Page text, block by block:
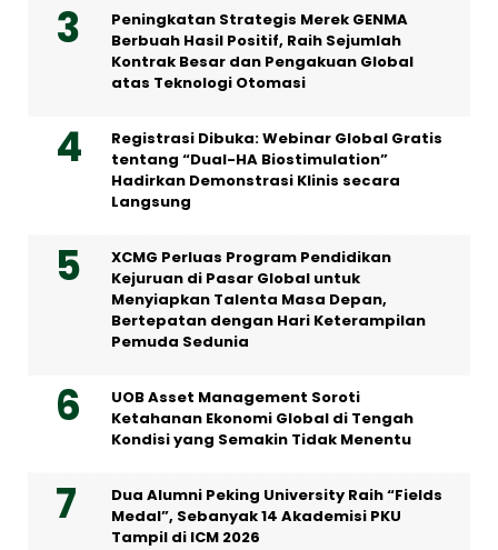
Peningkatan Strategis Merek GENMA
Berbuah Hasil Positif, Raih Sejumlah
Kontrak Besar dan Pengakuan Global
atas Teknologi Otomasi
Registrasi Dibuka: Webinar Global Gratis
tentang “Dual-HA Biostimulation”
Hadirkan Demonstrasi Klinis secara
Langsung
XCMG Perluas Program Pendidikan
Kejuruan di Pasar Global untuk
Menyiapkan Talenta Masa Depan,
Bertepatan dengan Hari Keterampilan
Pemuda Sedunia
UOB Asset Management Soroti
Ketahanan Ekonomi Global di Tengah
Kondisi yang Semakin Tidak Menentu
Dua Alumni Peking University Raih “Fields
Medal”, Sebanyak 14 Akademisi PKU
Tampil di ICM 2026